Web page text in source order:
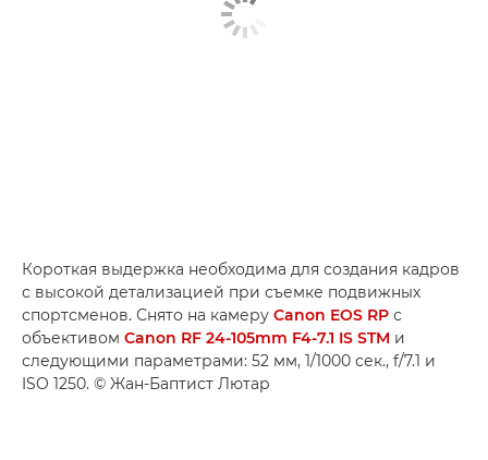
Короткая выдержка необходима для создания кадров
с высокой детализацией при съемке подвижных
спортсменов. Снято на камеру Canon EOS RP с
объективом Canon RF 24-105mm F4-7.1 IS STM и
следующими параметрами: 52 мм, 1/1000 сек., f/7.1 и
ISO 1250. © Жан-Баптист Лютар